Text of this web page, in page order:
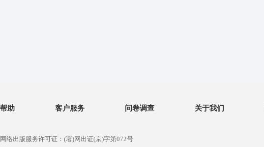
帮助 客户服务 问卷调查 关于我们
网络出版服务许可证：(署)网出证(京)字第072号